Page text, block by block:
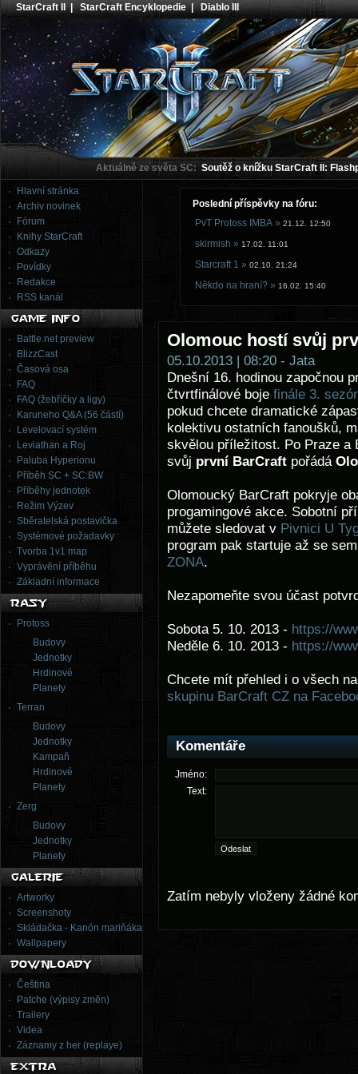
StarCraft II |StarCraft Encyklopedie|Diablo III
Aktuálně ze světa SC: Soutěž o knížku StarCraft II:
Hlavní stránka
Archiv novinek
Fórum
Knihy StarCraft
Odkazy
Povídky
Redakce
RSS kanál
Battle.net preview
BlizzCast
Časová osa
FAQ
FAQ (žebříčky a ligy)
Karuneho Q&A (56 částí)
Levelovací systém
Leviathan a Roj
Paluba Hyperionu
Příběh SC + SC:BW
Příběhy jednotek
Režim Výzev
Sběratelská postavička
Systémové požadavky
Tvorba 1v1 map
Vyprávění příběhu
Základní informace
Protoss
Budovy
Jednotky
Hrdinové
Planety
Terran
Budovy
Jednotky
Kampaň
Hrdinové
Planety
Zerg
Budovy
Jednotky
Planety
Artworky
Screenshoty
Skládačka - Kanón mariňáka
Wallpapery
Čeština
Patche (výpisy změn)
Trailery
Videa
Záznamy z her (replaye)
Poslední příspěvky na fóru:
PvT Protoss IMBA » 21.12. 12:50
skirmish » 17.02. 11:01
Starcraft 1 » 02.10. 21:24
Někdo na hraní? » 16.02. 15:40
Olomouc hostí svůj
05.10.2013 | 08:20 - Jata
Dnešní 16. hodinou započnou
čtvrtfinálové boje finále 3.
pokud chcete dramatické
kolektivu ostatních fanoušků,
skvělou příležitost. Po Praze a
svůj první BarCraft pořádá
Olomoucký BarCraft pokryje
progamingové akce. Sobotní
můžete sledovat v Pivnici U
program pak startuje až se
ZONA.
Nezapomeňte svou účast
Sobota 5. 10. 2013 - https://
Neděle 6. 10. 2013 - https://
Chcete mít přehled i o všech
skupinu BarCraft CZ na
Komentáře
Jméno:
Text:
Zatím nebyly vloženy žádné